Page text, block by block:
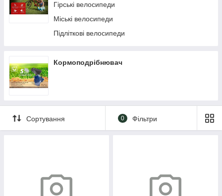
Гірські велосипеди
Міські велосипеди
Підліткові велосипеди
Кормоподрібнювач
Сортування 0 Фільтри